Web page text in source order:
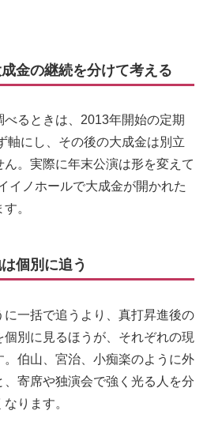
金の継続を分けて考える
るときは、2013年開始の定期
軸にし、その後の大成金は別立
。実際に年末公演は形を変えて
イノホールで大成金が開かれた
。
個別に追う
に一括で追うより、真打昇進後の
別に見るほうが、それぞれの現
伯山、宮治、小痴楽のように外
寄席や独演会で強く光る人を分
ります。